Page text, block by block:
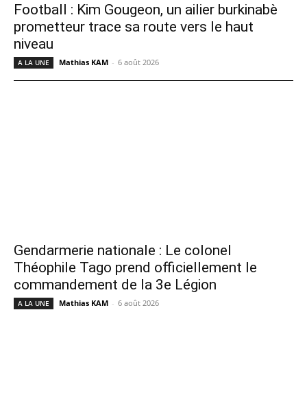
Football : Kim Gougeon, un ailier burkinabè
prometteur trace sa route vers le haut
niveau
A LA UNE Mathias KAM - 6 août 2026
Gendarmerie nationale : Le colonel
Théophile Tago prend officiellement le
commandement de la 3e Légion
A LA UNE Mathias KAM - 6 août 2026